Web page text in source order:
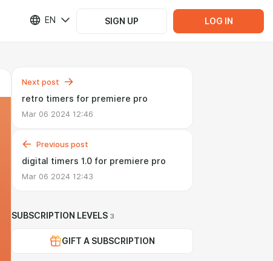
EN SIGN UP LOG IN
Next post
retro timers for premiere pro
Mar 06 2024 12:46
Previous post
digital timers 1.0 for premiere pro
Mar 06 2024 12:43
SUBSCRIPTION LEVELS 3
GIFT A SUBSCRIPTION